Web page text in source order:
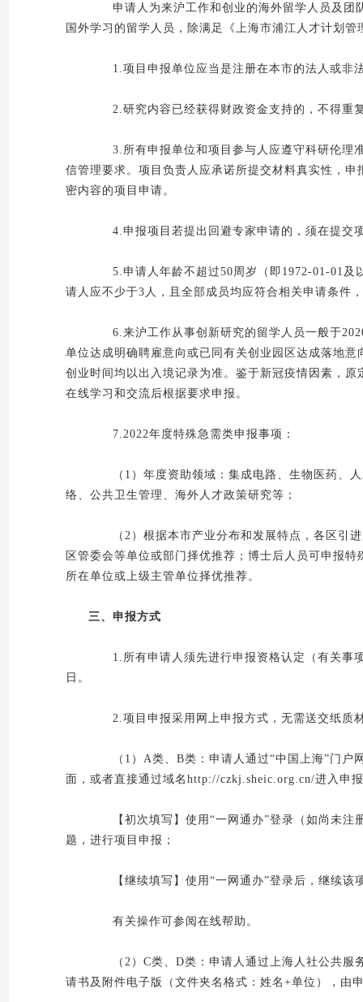
申请人为来沪工作和创业的海外留学人员及团
国外学习的留学人员，除满足《上海市浦江人才计划
1.项目申报单位应当是注册在本市的法人或非
2.研究内容已经获得财政资金支持的，不得重
3.所有申报单位和项目参与人应遵守科研伦理准
信管理要求。项目负责人应承诺所提交材料真实性，
密内容的项目申请。
4.申报项目若提出回避专家申请的，须在提交
5.申请人年龄不超过50周岁（即1972-01-01及
请人应不少于3人，且全部成员均应符合相关申请条件
6.来沪工作从事创新研究的留学人员一般于
单位达成明确聘雇意向或已同有关创业园区达成落地
创业时间均以出入境记录为准。鉴于新冠疫情因素，
在线学习和交流后根据要求申报。
7.2022年度特殊急需类申报事项：
（1）年度资助领域：集成电路、生物医药、人
络、公共卫生管理、海外人才政策研究等；
（2）根据本市产业分布和发展特点，各区引进
区管委会等单位或部门择优推荐；博士后人员可申报
所在单位或上级主管单位择优推荐。
三、申报方式
1.所有申请人须先进行申报资格认定（有关事项
日。
2.项目申报采用网上申报方式，无需送交纸质
（1）A类、B类：申请人通过“中国上海”门户
面，或者直接通过域名http://czkj.sheic.org.cn/进入申
【初次填写】使用“一网通办”登录（如尚未注
题，进行项目申报；
【继续填写】使用“一网通办”登录后，继续该
有关操作可参阅在线帮助。
（2）C类、D类：申请人通过上海人社公共服
请书及附件电子版（文件夹名格式：姓名+单位），由